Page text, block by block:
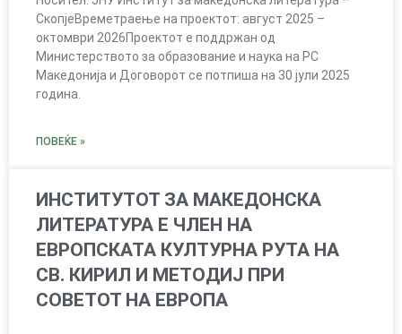
СкопјеВреметраење на проектот: август 2025 –
октомври 2026Проектот е поддржан од
Министерството за образование и наука на РС
Македонија и Договорот се потпиша на 30 јули 2025
година.
ПОВЕЌЕ »
ИНСТИТУТОТ ЗА МАКЕДОНСКА
ЛИТЕРАТУРА E ЧЛЕН НА
ЕВРОПСКАТА КУЛТУРНА РУТА НА
СВ. КИРИЛ И МЕТОДИЈ ПРИ
СОВЕТОТ НА ЕВРОПА